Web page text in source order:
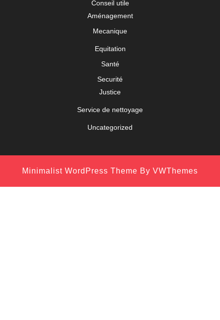
Conseil utile
Aménagement
Mecanique
Equitation
Santé
Securité
Justice
Service de nettoyage
Uncategorized
Minimalist WordPress Theme By VWThemes